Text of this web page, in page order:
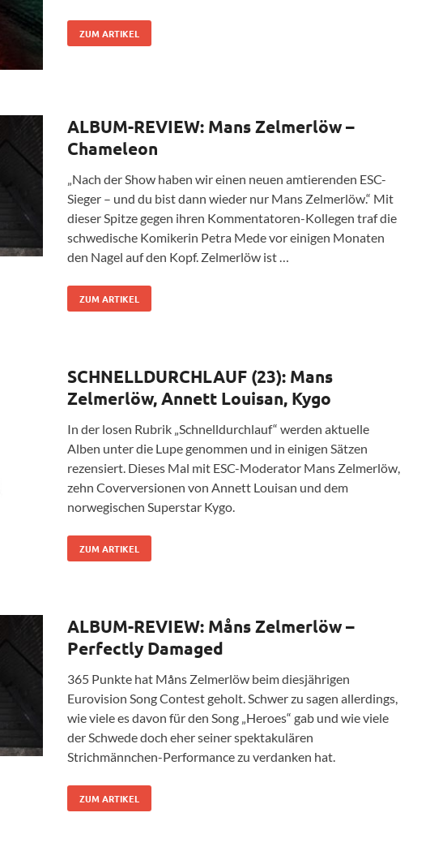
ZUM ARTIKEL
ALBUM-REVIEW: Mans Zelmerlöw –
Chameleon
„Nach der Show haben wir einen neuen amtierenden ESC-
Sieger – und du bist dann wieder nur Mans Zelmerlöw.“ Mit
dieser Spitze gegen ihren Kommentatoren-Kollegen traf die
schwedische Komikerin Petra Mede vor einigen Monaten
den Nagel auf den Kopf. Zelmerlöw ist …
ZUM ARTIKEL
SCHNELLDURCHLAUF (23): Mans
Zelmerlöw, Annett Louisan, Kygo
In der losen Rubrik „Schnelldurchlauf“ werden aktuelle
Alben unter die Lupe genommen und in einigen Sätzen
rezensiert. Dieses Mal mit ESC-Moderator Mans Zelmerlöw,
zehn Coverversionen von Annett Louisan und dem
norwegischen Superstar Kygo.
ZUM ARTIKEL
ALBUM-REVIEW: Måns Zelmerlöw –
Perfectly Damaged
365 Punkte hat Måns Zelmerlöw beim diesjährigen
Eurovision Song Contest geholt. Schwer zu sagen allerdings,
wie viele es davon für den Song „Heroes“ gab und wie viele
der Schwede doch eher seiner spektakulären
Strichmännchen-Performance zu verdanken hat.
ZUM ARTIKEL